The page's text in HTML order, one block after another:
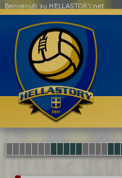
Benvenuti su HELLASTORY.net